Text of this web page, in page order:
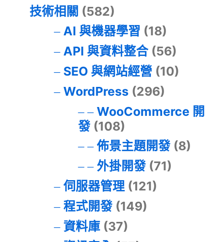
技術相關 (582)
AI 與機器學習 (18)
API 與資料整合(56)
SEO 與網站經營 (10)
WordPress (296)
WooCommerce 開
發(108)
佈景主題開發(8)
外掛開發(71)
伺服器管理(121)
程式開發(149)
資料庫(37)